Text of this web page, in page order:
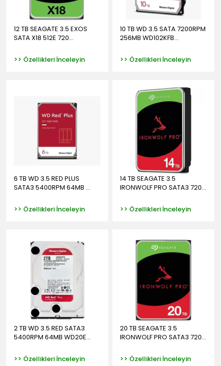
12 TB SEAGATE 3.5 EXOS
SATA X18 512E 720...
>> Özellikleri İnceleyin
10 TB WD 3.5 SATA 7200RPM
256MB WD102KFB...
>> Özellikleri İnceleyin
6 TB WD 3.5 RED PLUS
SATA3 5400RPM 64MB ...
>> Özellikleri İnceleyin
14 TB SEAGATE 3.5
IRONWOLF PRO SATA3 720...
>> Özellikleri İnceleyin
2 TB WD 3.5 RED SATA3
5400RPM 64MB WD20E...
>> Özellikleri İnceleyin
20 TB SEAGATE 3.5
IRONWOLF PRO SATA3 720...
>> Özellikleri İnceleyin